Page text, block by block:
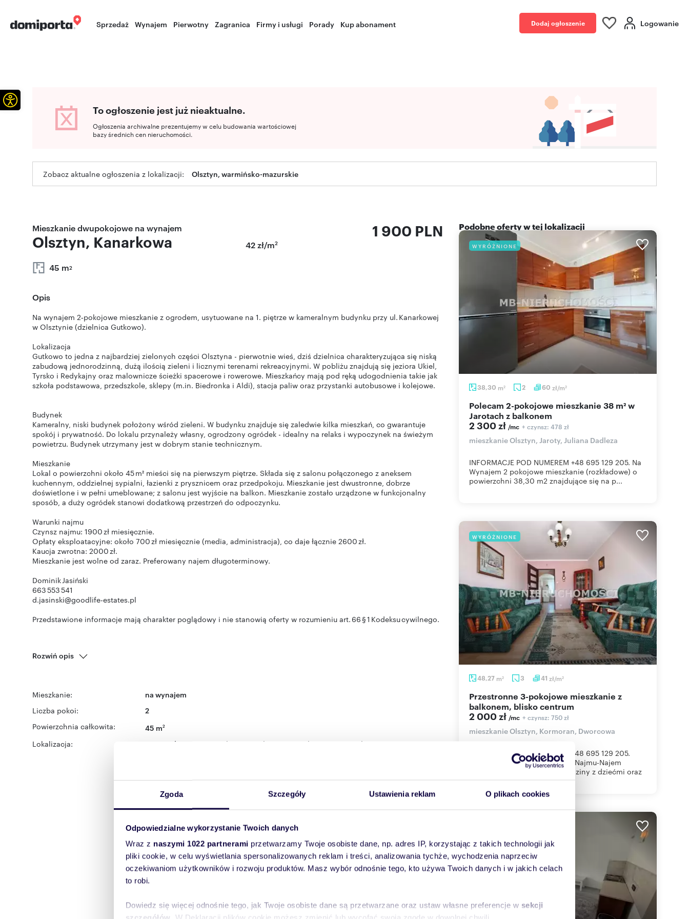
Zgoda Szczegóły Ustawienia reklam O plikach cookies
Odpowiedzialne wykorzystanie Twoich danych
Wraz z naszymi 1022 partnerami przetwarzamy Twoje osobiste dane, np. adres IP, korzystając z takich technologii jak
pliki cookie, w celu wyświetlania spersonalizowanych reklam i treści, analizowania tychże, wychodzenia naprzeciw
oczekiwaniom użytkowników i rozwoju produktów. Masz wybór odnośnie tego, kto używa Twoich danych i w jakich celach
to robi.
Dowiedz się więcej odnośnie tego, jak Twoje osobiste dane są przetwarzane oraz ustaw własne preferencje w sekcji
Sprzedaż Wynajem Pierwotny Zagranica Firmy i usługi Porady Kup abonament Dodaj ogłoszenie Logowanie
To ogłoszenie jest już nieaktualne.
Ogłoszenia archiwalne prezentujemy w celu budowania wartościowej
bazy średnich cen nieruchomości.
Zobacz aktualne ogłoszenia z lokalizacji: Olsztyn, warmińsko-mazurskie
Mieszkanie dwupokojowe na wynajem
Olsztyn, Kanarkowa
45 m2
1 900 PLN
42 zł/m2
Opis
Na wynajem 2‑pokojowe mieszkanie z ogrodem, usytuowane na 1. piętrze w kameralnym budynku przy ul. Kanarkowej
w Olsztynie (dzielnica Gutkowo).
Lokalizacja
Gutkowo to jedna z najbardziej zielonych części Olsztyna - pierwotnie wieś, dziś dzielnica charakteryzująca się niską
zabudową jednorodzinną, dużą ilością zieleni i licznymi terenami rekreacyjnymi. W pobliżu znajdują się jeziora Ukiel,
Tyrsko i Redykajny oraz malownicze ścieżki spacerowe i rowerowe. Mieszkańcy mają pod ręką udogodnienia takie jak
szkoła podstawowa, przedszkole, sklepy (m.in. Biedronka i Aldi), stacja paliw oraz przystanki autobusowe i kolejowe.
Budynek
Kameralny, niski budynek położony wśród zieleni. W budynku znajduje się zaledwie kilka mieszkań, co gwarantuje
spokój i prywatność. Do lokalu przynależy własny, ogrodzony ogródek - idealny na relaks i wypoczynek na świeżym
powietrzu. Budynek utrzymany jest w dobrym stanie technicznym.
Mieszkanie
Lokal o powierzchni około 45 m² mieści się na pierwszym piętrze. Składa się z salonu połączonego z aneksem
kuchennym, oddzielnej sypialni, łazienki z prysznicem oraz przedpokoju. Mieszkanie jest dwustronne, dobrze
doświetlone i w pełni umeblowane; z salonu jest wyjście na balkon. Mieszkanie zostało urządzone w funkcjonalny
sposób, a duży ogródek stanowi dodatkową przestrzeń do odpoczynku.
Warunki najmu
Czynsz najmu: 1900 zł miesięcznie.
Opłaty eksploatacyjne: około 700 zł miesięcznie (media, administracja), co daje łącznie 2600 zł.
Kaucja zwrotna: 2000 zł.
Mieszkanie jest wolne od zaraz. Preferowany najem długoterminowy.
Dominik Jasiński
663 553 541
d.jasinski@goodlife-estates.pl
Przedstawione informacje mają charakter poglądowy i nie stanowią oferty w rozumieniu art. 66 § 1 Kodeksu cywilnego.
Rozwiń opis
Mieszkanie: na wynajem
Liczba pokoi: 2
Powierzchnia całkowita: 45 m2
Lokalizacja: województwo: warmińsko-mazurskie Olsztyn Olsztyn
Podobne oferty w tej lokalizacji
WYRÓŻNIONE
38,30 m2 2 60 zł/m2
Polecam 2-pokojowe mieszkanie 38 m² w
Jarotach z balkonem
2 300 zł /mc + czynsz: 478 zł
mieszkanie Olsztyn, Jaroty, Juliana Dadleza
INFORMACJE POD NUMEREM +48 695 129 205. Na
Wynajem 2 pokojowe mieszkanie (rozkładowe) o
powierzchni 38,30 m2 znajdujące się na p...
WYRÓŻNIONE
48,27 m2 3 41 zł/m2
Przestronne 3-pokojowe mieszkanie z
balkonem, blisko centrum
2 000 zł /mc + czynsz: 750 zł
mieszkanie Olsztyn, Kormoran, Dworcowa
INFORMACJE POD NUMEREM +48 695 129 205.
Dostępność "od zaraz". Forma Najmu-Najem
Okazjonalny Akceptowane rodziny z dziećmi oraz
Otwórz pasek narzędzi